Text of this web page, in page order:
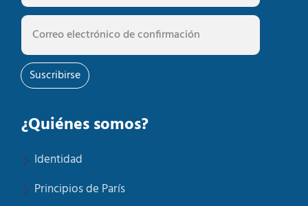
Suscribirse
¿Quiénes somos?
Identidad
Principios de París